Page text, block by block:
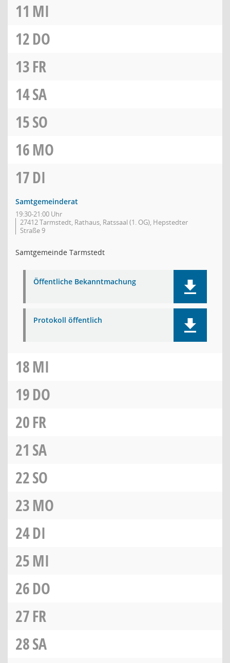
11 MI
12DO
13FR
14SA
15SO
16MO
17DI
Samtgemeinderat
19:30-21:00 Uhr
27412 Tarmstedt, Rathaus, Ratssaal (1. OG), Hepstedter
Straße 9
Samtgemeinde Tarmstedt
Öffentliche Bekanntmachung
Protokoll öffentlich
18MI
19DO
20FR
21 SA
22SO
23MO
24DI
25MI
26DO
27FR
28SA